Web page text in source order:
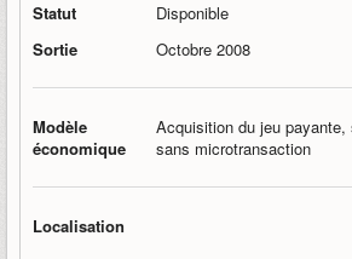
Statut
Disponible
Sortie
Octobre 2008
Modèle
économique
Acquisition du jeu payante,
sans microtransaction
Localisation